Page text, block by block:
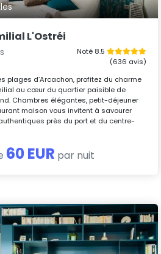
L'Ostréi
Noté 8.5
(636 avis)
plages d’Arcachon, profitez du charme
au cœur du quartier paisible de
Chambres élégantes, petit-déjeuner
maison vous invitent à savourer
près du port et du centre-
60 EUR par nuit